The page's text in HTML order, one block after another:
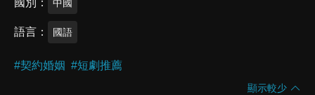
中國
語言 國語
#契約婚姻 #短劇推薦
顯示較少